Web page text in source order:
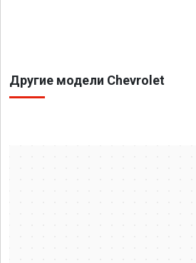
Другие модели Chevrolet